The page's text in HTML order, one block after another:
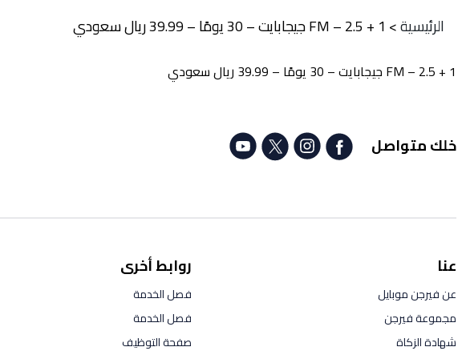
الرئيسية> FM – 2.5 + 1 جيجابايت – 30 يومًا – 39.99 ريال سعودي
FM – 2.5 + 1 جيجابايت – 30 يومًا – 39.99 ريال سعودي
خلك متواصل
عنا
عن فيرجن موبايل
مجموعة فيرجن
شهادة الزكاة
روابط أخرى
فصل الخدمة
فصل الخدمة
صفحة التوظيف